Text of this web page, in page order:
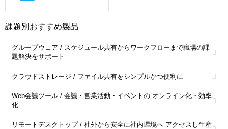
課題別おすすめ製品
グループウェア / スケジュール共有からワークフローまで職場の課
題解決をサポート
クラウドストレージ / ファイル共有をシンプルかつ便利に
Web会議ツール / 会議・営業活動・イベントの オンライン化・効率
化
リモートデスクトップ / 社外から安全に社内環境へ アクセスし生産